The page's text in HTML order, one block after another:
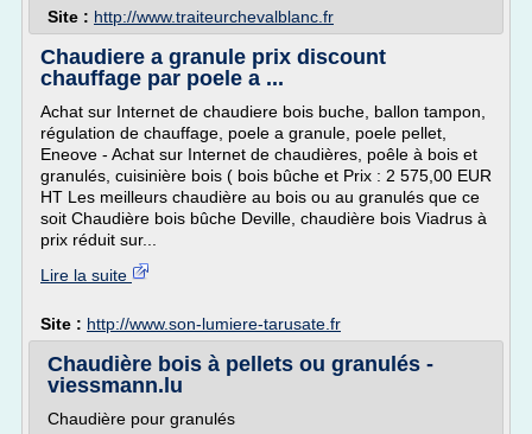
Site : http://www.traiteurchevalblanc.fr
Chaudiere a granule prix discount
chauffage par poele a ...
Achat sur Internet de chaudiere bois buche, ballon tampon,
régulation de chauffage, poele a granule, poele pellet,
Eneove - Achat sur Internet de chaudières, poêle à bois et
granulés, cuisinière bois ( bois bûche et Prix : 2 575,00 EUR
HT Les meilleurs chaudière au bois ou au granulés que ce
soit Chaudière bois bûche Deville, chaudière bois Viadrus à
prix réduit sur...
Lire la suite
Site : http://www.son-lumiere-tarusate.fr
Chaudière bois à pellets ou granulés -
viessmann.lu
Chaudière pour granulés